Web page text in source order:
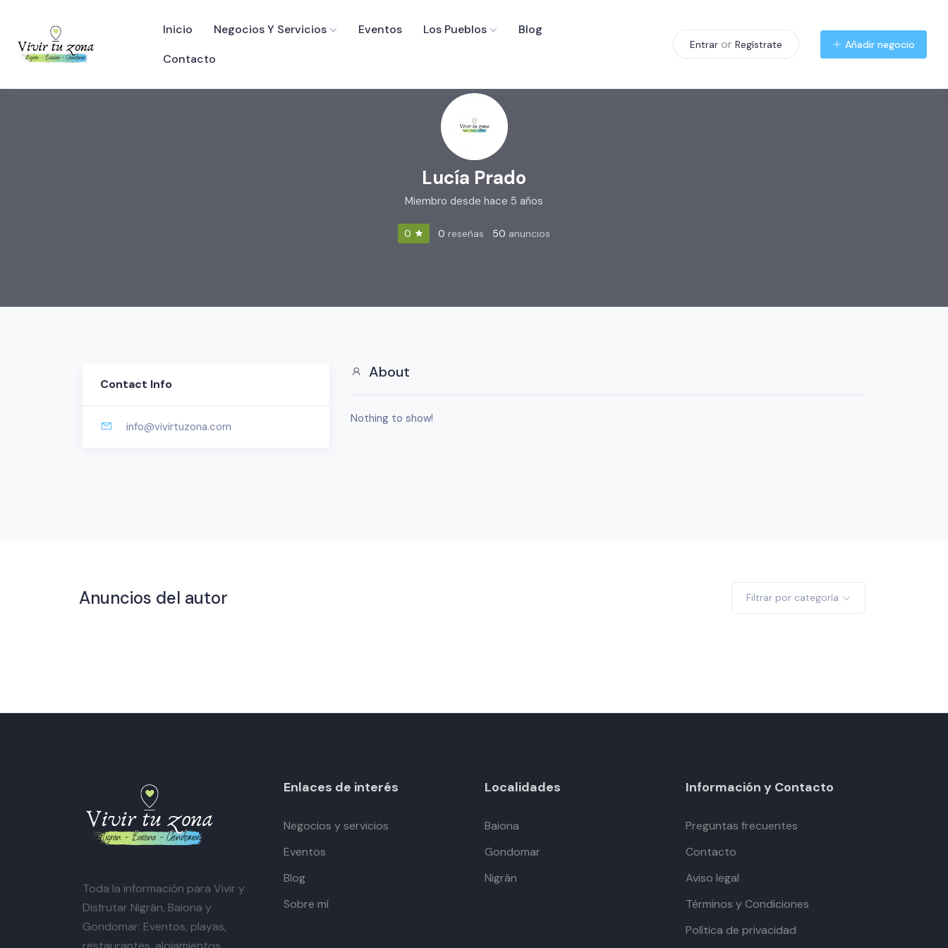
Inicio Negocios Y Servicios Eventos Los Pueblos
Blog
Contacto
Entrar or Regístrate Añadir negocio
Lucía Prado
Miembro desde hace 5 años
0 0 reseñas 50 anuncios
Contact Info
info@vivirtuzona.com
About
Nothing to show!
Anuncios del autor Filtrar por categoría
Toda la información para Vivir y
Disfrutar Nigrán, Baiona y
Gondomar: Eventos, playas,
Enlaces de interés
Negocios y servicios
Eventos
Blog
Sobre mí
Localidades
Baiona
Gondomar
Nigrán
Información y Contacto
Preguntas frecuentes
Contacto
Aviso legal
Términos y Condiciones
Política de privacidad